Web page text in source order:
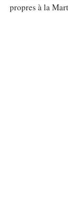
propres à la